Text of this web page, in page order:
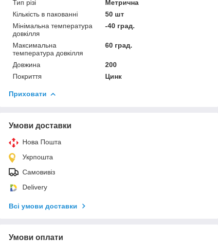
Тип різі
Метрична
Кількість в пакованні
50 шт
Мінімальна температура
довкілля
-40 град.
Максимальна
температура довкілля
60 град.
Довжина
200
Покриття
Цинк
Приховати
Умови доставки
Нова Пошта
Укрпошта
Самовивіз
Delivery
Всі умови доставки
Умови оплати